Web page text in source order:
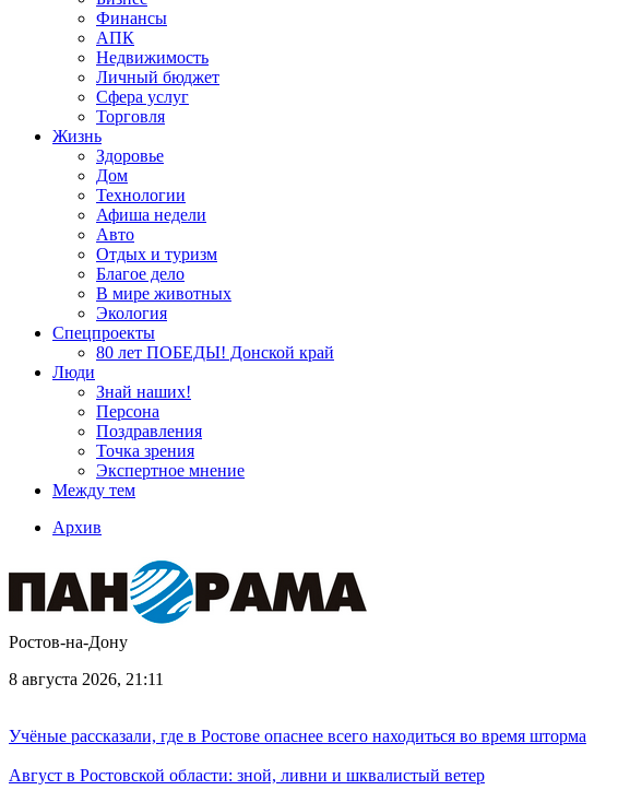
Финансы
АПК
Недвижимость
Личный бюджет
Сфера услуг
Торговля
Жизнь
Здоровье
Дом
Технологии
Афиша недели
Авто
Отдых и туризм
Благое дело
В мире животных
Экология
Спецпроекты
80 лет ПОБЕДЫ! Донской край
Люди
Знай наших!
Персона
Поздравления
Точка зрения
Экспертное мнение
Между тем
Архив
Ростов-на-Дону
8 августа 2026, 21:11
Учёные рассказали, где в Ростове опаснее всего находиться во время шторма
Август в Ростовской области: зной, ливни и шквалистый ветер